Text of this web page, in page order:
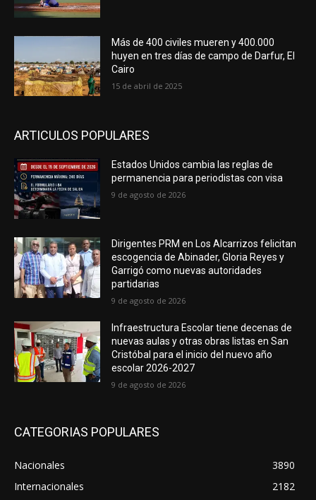
Más de 400 civiles mueren y 400.000
huyen en tres días de campo de Darfur, El
Cairo
15 de abril de 2025
ARTICULOS POPULARES
Estados Unidos cambia las reglas de
permanencia para periodistas con visa
9 de agosto de 2026
Dirigentes PRM en Los Alcarrizos felicitan
escogencia de Abinader, Gloria Reyes y
Garrigó como nuevas autoridades
partidarias
9 de agosto de 2026
Infraestructura Escolar tiene decenas de
nuevas aulas y otras obras listas en San
Cristóbal para el inicio del nuevo año
escolar 2026-2027
9 de agosto de 2026
CATEGORIAS POPULARES
Nacionales
3890
Internacionales
2182